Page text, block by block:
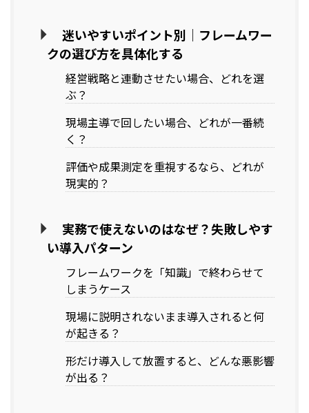
迷いやすいポイント別｜フレームワー
クの選び方を具体化する
経営戦略と連動させたい場合、どれを選
ぶ？
現場主導で回したい場合、どれが一番続
く？
評価や成果測定を重視するなら、どれが
現実的？
実務で使えないのはなぜ？失敗しやす
い導入パターン
フレームワークを「知識」で終わらせて
しまうケース
現場に説明されないまま導入されると何
が起きる？
形だけ導入して放置すると、どんな悪影響
が出る？